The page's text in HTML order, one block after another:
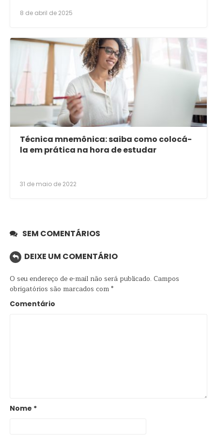
8 de abril de 2025
Técnica mnemônica: saiba como colocá-
la em prática na hora de estudar
31 de maio de 2022
SEM COMENTÁRIOS
DEIXE UM COMENTÁRIO
O seu endereço de e-mail não será publicado. Campos
obrigatórios são marcados com*
Comentário
Nome *